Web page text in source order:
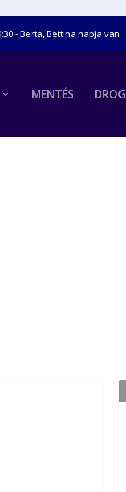
- Berta, Bettina napja van
MENTÉS DROG